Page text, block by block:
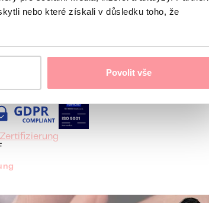
nebo které získali v důsledku toho, že
Povolit vše
Русский Română